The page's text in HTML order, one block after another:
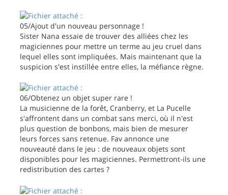
05/Ajout d'un nouveau personnage !
Sister Nana essaie de trouver des alliées chez les
magiciennes pour mettre un terme au jeu cruel dans
lequel elles sont impliquées. Mais maintenant que la
suspicion s'est instillée entre elles, la méfiance règne.
06/Obtenez un objet super rare !
La musicienne de la forêt, Cranberry, et La Pucelle
s'affrontent dans un combat sans merci, où il n'est
plus question de bonbons, mais bien de mesurer
leurs forces sans retenue. Fav annonce une
nouveauté dans le jeu : de nouveaux objets sont
disponibles pour les magiciennes. Permettront-ils une
redistribution des cartes ?